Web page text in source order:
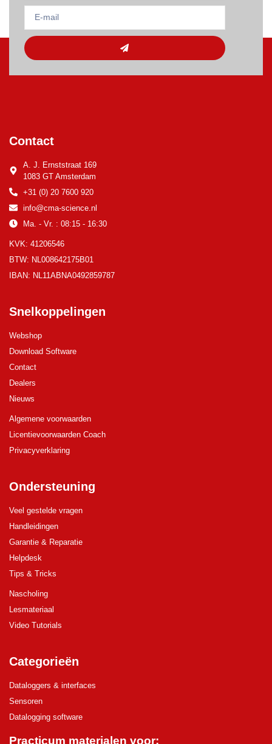
Contact
A. J. Ernststraat 169
1083 GT Amsterdam
+31 (0) 20 7600 920
info@cma-science.nl
Ma. - Vr. : 08:15 - 16:30
KVK: 41206546
BTW: NL008642175B01
IBAN: NL11ABNA0492859787
Snelkoppelingen
Webshop
Download Software
Contact
Dealers
Nieuws
Algemene voorwaarden
Licentievoorwaarden Coach
Privacyverklaring
Ondersteuning
Veel gestelde vragen
Handleidingen
Garantie & Reparatie
Helpdesk
Tips & Tricks
Nascholing
Lesmateriaal
Video Tutorials
Categorieën
Dataloggers & interfaces
Sensoren
Datalogging software
Practicum materialen voor: